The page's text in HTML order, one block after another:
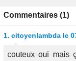
Commentaires (1)
1. citoyenlambda le
couteux oui mais